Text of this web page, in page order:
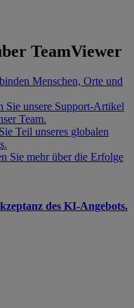
TeamViewer
Menschen, Orte und
Sie unsere Support-Artikel
Team.
Teil unseres globalen
Sie mehr über die Erfolge
des KI-Angebots.